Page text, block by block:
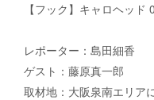
【フック】キャロヘッド
レポーター：島田細香
ゲスト：藤原真一郎
取材地：大阪泉南エリア